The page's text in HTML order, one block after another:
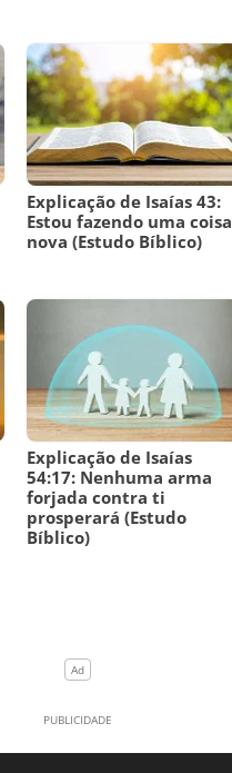
Explicação de Isaías 43:
Estou fazendo uma coisa
nova (Estudo Bíblico)
Explicação de Isaías
54:17: Nenhuma arma
forjada contra ti
prosperará (Estudo
Bíblico)